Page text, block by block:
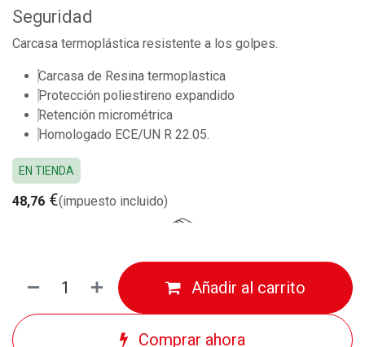
Seguridad
Carcasa termoplástica resistente a los golpes.
Carcasa de Resina termoplastica
Protección poliestireno expandido
Retención micrométrica
Homologado ECE/UN R 22.05.
EN TIENDA
48,76 €(impuesto incluido)
Añadir al carrito
Comprar ahora